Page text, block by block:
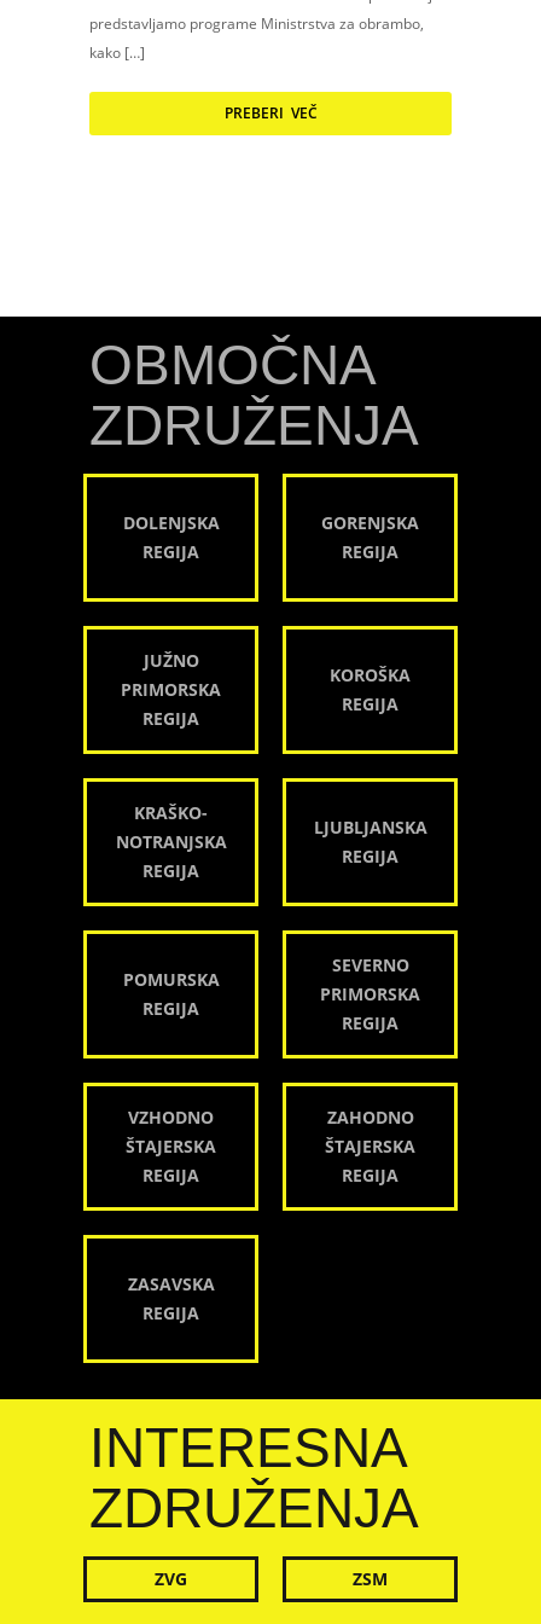
predstavljamo programe Ministrstva za obrambo,
kako […]
PREBERI VEČ
OBMOČNA
ZDRUŽENJA
DOLENJSKA
REGIJA
GORENJSKA
REGIJA
JUŽNO
PRIMORSKA
REGIJA
KOROŠKA
REGIJA
KRAŠKO-
NOTRANJSKA
REGIJA
LJUBLJANSKA
REGIJA
POMURSKA
REGIJA
SEVERNO
PRIMORSKA
REGIJA
VZHODNO
ŠTAJERSKA
REGIJA
ZAHODNO
ŠTAJERSKA
REGIJA
ZASAVSKA
REGIJA
INTERESNA
ZDRUŽENJA
ZVG ZSM